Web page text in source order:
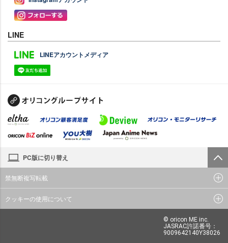
LINE
LINEアカウントメディア
PC版に切り替え
禁無断複写転載
クッキーの使用について
© oricon ME inc.
JASRAC許諾番号：
9009642140Y38026